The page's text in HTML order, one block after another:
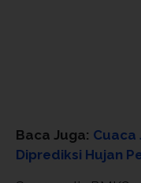
Baca Juga: Cuaca
Diprediksi Hujan